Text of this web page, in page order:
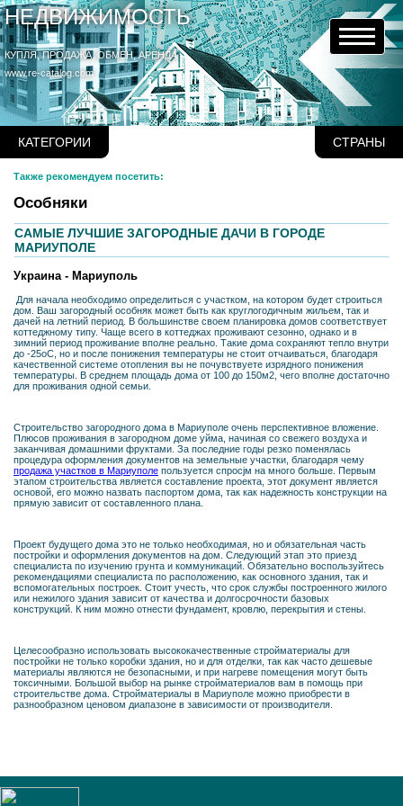
НЕДВИЖИМОСТЬ
КУПЛЯ, ПРОДАЖА, ОБМЕН, АРЕНДА
www.re-catalog.com
КАТЕГОРИИ СТРАНЫ
Также рекомендуем посетить:
Особняки
САМЫЕ ЛУЧШИЕ ЗАГОРОДНЫЕ ДАЧИ В ГОРОДЕ
МАРИУПОЛЕ
Украина - Мариуполь
Для начала необходимо определиться с участком, на котором будет строиться
дом. Ваш загородный особняк может быть как круглогодичным жильем, так и
дачей на летний период. В большинстве своем планировка домов соответствует
коттеджному типу. Чаще всего в коттеджах проживают сезонно, однако и в
зимний период проживание вполне реально. Такие дома сохраняют тепло внутри
до -25oС, но и после понижения температуры не стоит отчаиваться, благодаря
качественной системе отопления вы не почувствуете изрядного понижения
температуры. В среднем площадь дома от 100 до 150м2, чего вполне достаточно
для проживания одной семьи.
Строительство загородного дома в Мариуполе очень перспективное вложение.
Плюсов проживания в загородном доме уйма, начиная со свежего воздуха и
заканчивая домашними фруктами. За последние годы резко поменялась
процедура оформления документов на земельные участки, благодаря чему
продажа участков в Мариуполе пользуется спросjм на много больше. Первым
этапом строительства является составление проекта, этот документ является
основой, его можно назвать паспортом дома, так как надежность конструкции на
прямую зависит от составленного плана.
Проект будущего дома это не только необходимая, но и обязательная часть
постройки и оформления документов на дом. Следующий этап это приезд
специалиста по изучению грунта и коммуникаций. Обязательно воспользуйтесь
рекомендациями специалиста по расположению, как основного здания, так и
вспомогательных построек. Стоит учесть, что срок службы построенного жилого
или нежилого здания зависит от качества и долгосрочности базовых
конструкций. К ним можно отнести фундамент, кровлю, перекрытия и стены.
Целесообразно использовать высококачественные стройматериалы для
постройки не только коробки здания, но и для отделки, так как часто дешевые
материалы являются не безопасными, и при нагреве помещения могут быть
токсичными. Большой выбор на рынке стройматериалов вам в помощь при
строительстве дома. Стройматериалы в Мариуполе можно приобрести в
разнообразном ценовом диапазоне в зависимости от производителя.